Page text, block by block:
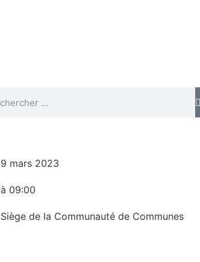
9 mars 2023
à 09:00
Siège de la Communauté de Communes